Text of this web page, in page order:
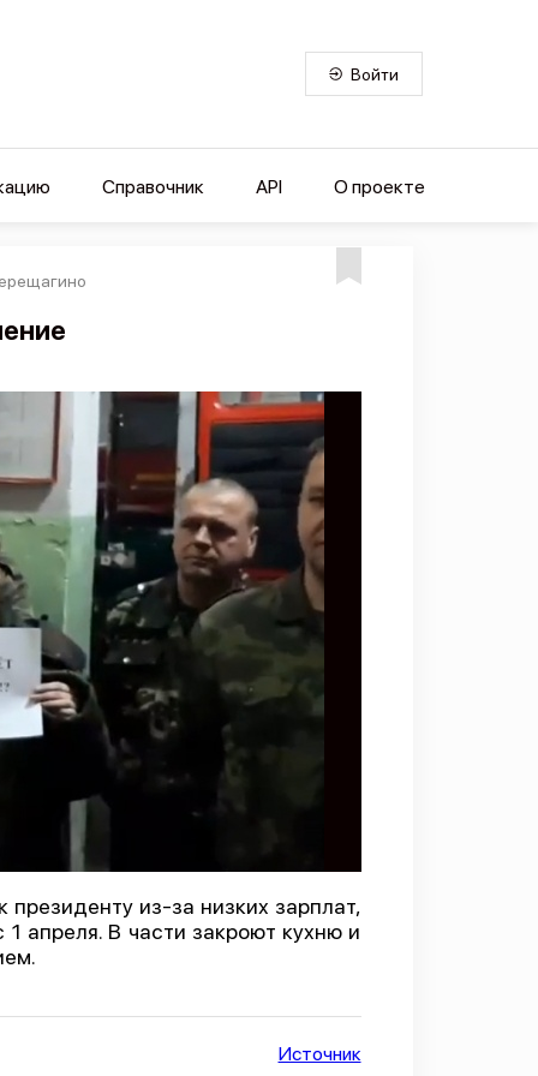
Войти
Справочник API О проекте
из-за низких зарплат,
апреля. В части закроют кухню и
Источник